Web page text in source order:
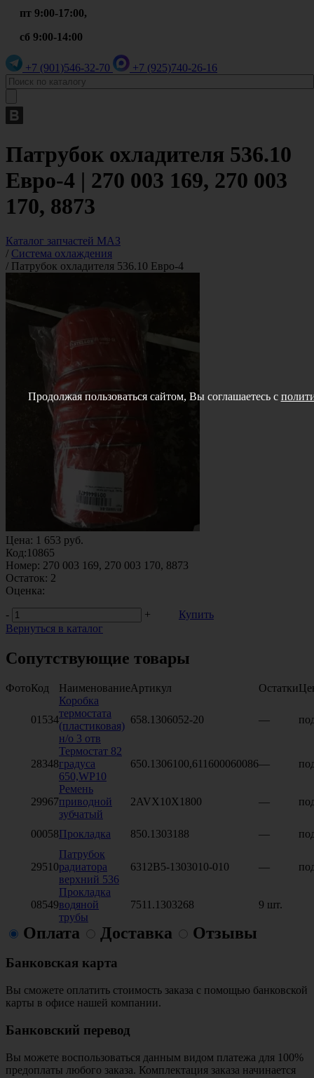
пт 9:00-17:00,
сб 9:00-14:00
+7 (901)546-32-70 +7 (925)740-26-16
Патрубок охладителя 536.10
Евро-4 | 270 003 169, 270 003
170, 8873
Каталог запчастей МАЗ
/ Система охлаждения
/ Патрубок охладителя 536.10 Евро-4
Цена: 1 653 руб.
Код:10865
Номер: 270 003 169, 270 003 170, 8873
Остаток: 2
Оценка:
-
+
Купить
Вернуться в каталог
Сопутствующие товары
ФотоКод НаименованиеАртикул Остатки
01534
Коробка
термостата
(пластиковая)
н/о 3 отв
658.1306052-20 —
28348
Термостат 82
градуса
650,WP10
650.1306100,611600060086—
29967
Ремень
приводной
зубчатый
2AVX10X1800 —
00058Прокладка 850.1303188 —
29510
Патрубок
радиатора
верхний 536
6312В5-1303010-010 —
08549
Прокладка
водяной
трубы
7511.1303268 9 шт.
Оплата Доставка Отзывы
Банковская карта
Вы сможете оплатить стоимость заказа с помощью банковской
карты в офисе нашей компании.
Банковский перевод
Вы можете воспользоваться данным видом платежа для 100%
предоплаты любого заказа. Комплектация заказа начинается
Продолжая пользоваться сайтом, Вы соглашаетесь с